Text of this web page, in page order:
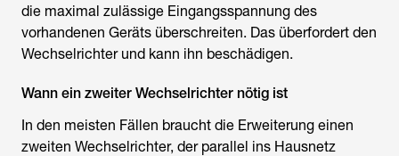
die maximal zulässige Eingangsspannung des
vorhandenen Geräts überschreiten. Das überfordert den
Wechselrichter und kann ihn beschädigen.
Wann ein zweiter Wechselrichter nötig ist
In den meisten Fällen braucht die Erweiterung einen
zweiten Wechselrichter, der parallel ins Hausnetz